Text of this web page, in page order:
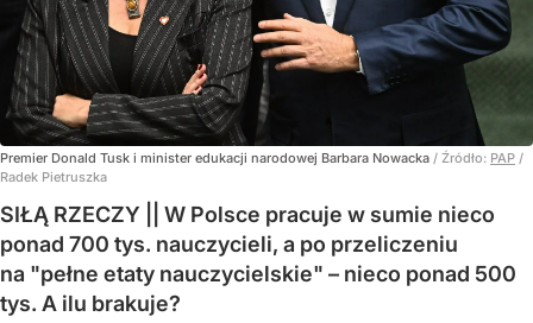
Premier Donald Tusk i minister edukacji narodowej Barbara Nowacka / Źródło: PAP /
Radek Pietruszka
SIŁĄ RZECZY || W Polsce pracuje w sumie nieco
ponad 700 tys. nauczycieli, a po przeliczeniu
na "pełne etaty nauczycielskie" – nieco ponad 500
tys. A ilu brakuje?